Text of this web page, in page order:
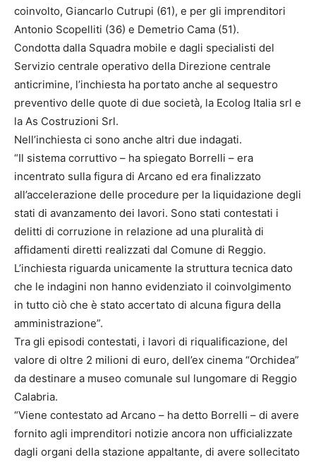
coinvolto, Giancarlo Cutrupi (61), e per gli imprenditori
Antonio Scopelliti (36) e Demetrio Cama (51).
Condotta dalla Squadra mobile e dagli specialisti del
Servizio centrale operativo della Direzione centrale
anticrimine, l’inchiesta ha portato anche al sequestro
preventivo delle quote di due società, la Ecolog Italia srl e
la As Costruzioni Srl.
Nell’inchiesta ci sono anche altri due indagati.
“Il sistema corruttivo – ha spiegato Borrelli – era
incentrato sulla figura di Arcano ed era finalizzato
all’accelerazione delle procedure per la liquidazione degli
stati di avanzamento dei lavori. Sono stati contestati i
delitti di corruzione in relazione ad una pluralità di
affidamenti diretti realizzati dal Comune di Reggio.
L’inchiesta riguarda unicamente la struttura tecnica dato
che le indagini non hanno evidenziato il coinvolgimento
in tutto ciò che è stato accertato di alcuna figura della
amministrazione”.
Tra gli episodi contestati, i lavori di riqualificazione, del
valore di oltre 2 milioni di euro, dell’ex cinema “Orchidea”
da destinare a museo comunale sul lungomare di Reggio
Calabria.
“Viene contestato ad Arcano – ha detto Borrelli – di avere
fornito agli imprenditori notizie ancora non ufficializzate
dagli organi della stazione appaltante, di avere sollecitato